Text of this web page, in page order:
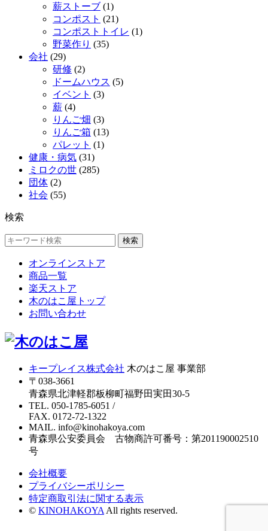
薪ストーブ (1)
コンポスト (21)
コンポストトイレ (1)
野菜作り (35)
会社 (29)
研修 (2)
ドームハウス (5)
イベント (3)
薪 (4)
りんご畑 (3)
りんご箱 (13)
パレット (1)
健康・病気 (31)
ミロクの世 (285)
団体 (2)
社会 (55)
検索
検索
オンラインストア
商品一覧
楽天ストア
木のはこ屋トップ
お問い合わせ
キープレイス株式会社 木のはこ屋 事業部
〒038-3661
青森県北津軽郡板柳町福野田実田30-5
TEL. 050-1785-6051 /
FAX. 0172-72-1322
MAIL. info@kinohakoya.com
青森県公安委員会 古物商許可番号：第201190002510
号
会社概要
プライバシーポリシー
特定商取引法に関する表示
© KINOHAKOYAAll rights reserved.